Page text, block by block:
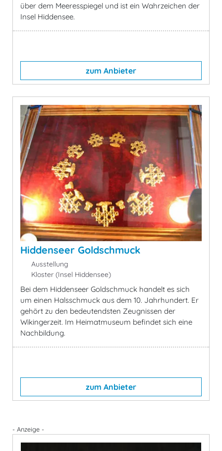
über dem Meeresspiegel und ist ein Wahrzeichen der
Insel Hiddensee.
zum Anbieter
Hiddenseer Goldschmuck
Ausstellung
Kloster (Insel Hiddensee)
Bei dem Hiddenseer Goldschmuck handelt es sich
um einen Halsschmuck aus dem 10. Jahrhundert. Er
gehört zu den bedeutendsten Zeugnissen der
Wikingerzeit. Im Heimatmuseum befindet sich eine
Nachbildung.
zum Anbieter
- Anzeige -